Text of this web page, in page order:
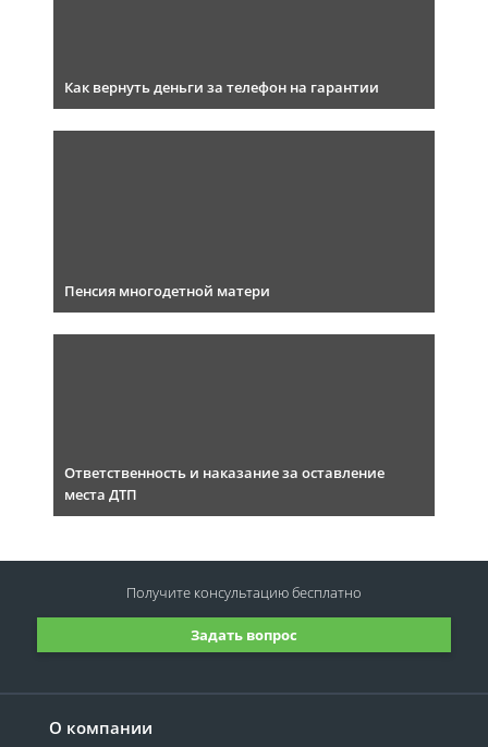
Как вернуть деньги за телефон на гарантии
Пенсия многодетной матери
Ответственность и наказание за оставление
места ДТП
О компании
Задать вопрос
Получите консультациюбесплатно